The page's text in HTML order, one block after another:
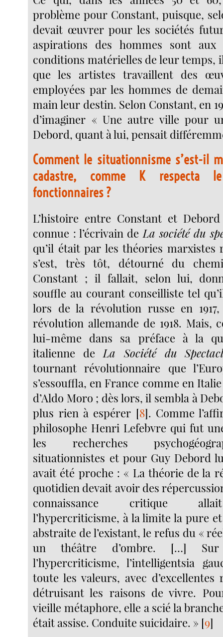
problème pour Constant, puisque,
devait œuvrer pour les sociétés
aspirations des hommes sont aux
conditions matérielles de leur temps,
que les artistes travaillent des
employées par les hommes de
main leur destin. Selon Constant, en
d’imaginer « Une autre ville pour
Debord, quant à lui, pensait
Comment le situationnisme s’est-il
cadastre, comme K respecta
fonctionnaires ?
L’histoire entre Constant et
connue : l’écrivain de La société du
qu’il était par les théories marxistes
s’est, très tôt, détourné du
Constant ; il fallait, selon lui,
souffle au courant conseilliste tel
lors de la révolution russe en
révolution allemande de 1918. Mais,
lui-même dans sa préface à la
italienne de La Société du
tournant révolutionnaire que
s’essouffla, en France comme en Italie
d’Aldo Moro ; dès lors, il sembla à
plus rien à espérer [8]. Comme
philosophe Henri Lefebvre qui fut
les recherches
situationnistes et pour Guy Debord
avait été proche : « La théorie de la
quotidien devait avoir des
connaissance critique
l’hypercriticisme, à la limite la pure
abstraite de l’existant, le refus du «
un théâtre d’ombre. […]
l’hypercriticisme, l’intelligentsia
toute les valeurs, avec d’excellentes
détruisant les raisons de vivre.
vieille métaphore, elle a scié la
était assise. Conduite suicidaire. » [9]